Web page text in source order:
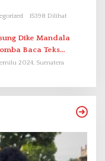
15398 Dilihat
Baca Teks
2024, Sumatera